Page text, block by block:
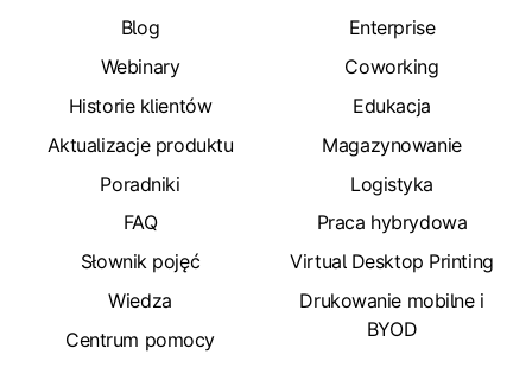
Blog
Webinary
Historie klientów
Aktualizacje produktu
Poradniki
FAQ
Słownik pojęć
Wiedza
Centrum pomocy
Enterprise
Coworking
Edukacja
Magazynowanie
Logistyka
Praca hybrydowa
Virtual Desktop Printing
Drukowanie mobilne i
BYOD